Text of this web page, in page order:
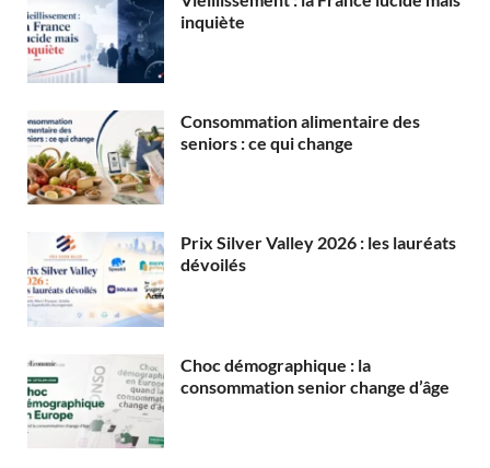
inquiète
Consommation alimentaire des
seniors : ce qui change
Prix Silver Valley 2026 : les lauréats
dévoilés
Choc démographique : la
consommation senior change d’âge